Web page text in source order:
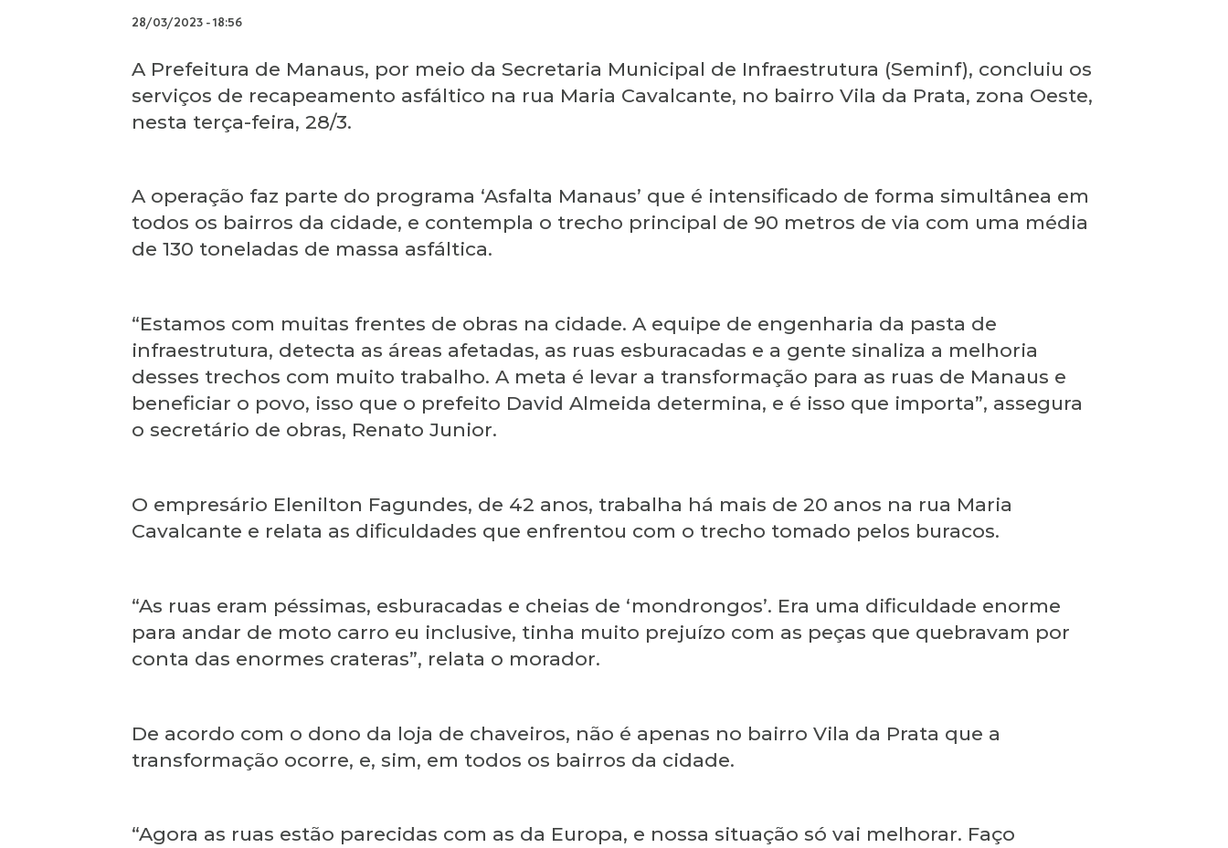
28/03/2023 -18:56
A Prefeitura de Manaus, por meio da Secretaria Municipal de Infraestrutura (Seminf), concluiu os
serviços de recapeamento asfáltico na rua Maria Cavalcante, no bairro Vila da Prata, zona Oeste,
nesta terça-feira, 28/3.
A operação faz parte do programa ‘Asfalta Manaus’ que é intensificado de forma simultânea em
todos os bairros da cidade, e contempla o trecho principal de 90 metros de via com uma média
de 130 toneladas de massa asfáltica.
“Estamos com muitas frentes de obras na cidade. A equipe de engenharia da pasta de
infraestrutura, detecta as áreas afetadas, as ruas esburacadas e a gente sinaliza a melhoria
desses trechos com muito trabalho. A meta é levar a transformação para as ruas de Manaus e
beneficiar o povo, isso que o prefeito David Almeida determina, e é isso que importa”, assegura
o secretário de obras, Renato Junior.
O empresário Elenilton Fagundes, de 42 anos, trabalha há mais de 20 anos na rua Maria
Cavalcante e relata as dificuldades que enfrentou com o trecho tomado pelos buracos.
“As ruas eram péssimas, esburacadas e cheias de ‘mondrongos’. Era uma dificuldade enorme
para andar de moto carro eu inclusive, tinha muito prejuízo com as peças que quebravam por
conta das enormes crateras”, relata o morador.
De acordo com o dono da loja de chaveiros, não é apenas no bairro Vila da Prata que a
transformação ocorre, e, sim, em todos os bairros da cidade.
“Agora as ruas estão parecidas com as da Europa, e nossa situação só vai melhorar. Faço